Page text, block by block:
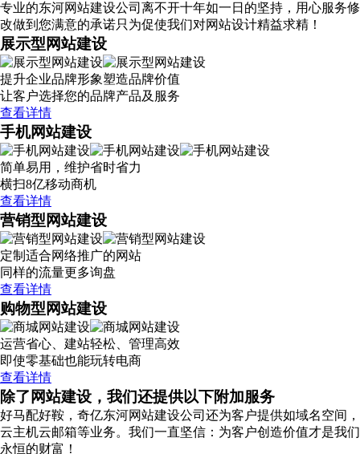
专业的东河网站建设公司离不开十年如一日的坚持， 用心服务修
改做到您满意的承诺只为促使我们对网站设计精益求精！
展示型网站建设
提升企业品牌形象塑造品牌价值
让客户选择您的品牌产品及服务
查看详情
手机网站建设
简单易用，维护省时省力
横扫8亿移动商机
查看详情
营销型网站建设
定制适合网络推广的网站
同样的流量更多询盘
查看详情
购物型网站建设
运营省心、建站轻松、管理高效
即使零基础也能玩转电商
查看详情
除了网站建设，我们还提供以下附加服务
好马配好鞍，奇亿东河网站建设公司还为客户提供如域名空间，
云主机云邮箱等业务。我们一直坚信：为客户创造价值才是我们
永恒的财富！